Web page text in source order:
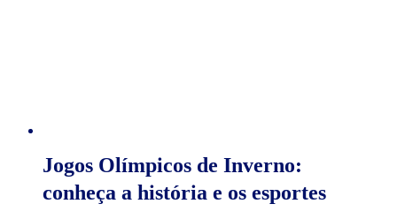
Jogos Olímpicos de Inverno:
conheça a história e os esportes